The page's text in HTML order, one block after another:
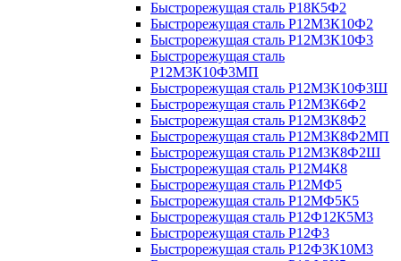
Быстрорежущая сталь Р18К5Ф2
Быстрорежущая сталь Р12М3К10Ф2
Быстрорежущая сталь Р12М3К10Ф3
Быстрорежущая сталь
Р12М3К10Ф3МП
Быстрорежущая сталь Р12М3К10Ф3Ш
Быстрорежущая сталь Р12М3К6Ф2
Быстрорежущая сталь Р12М3К8Ф2
Быстрорежущая сталь Р12М3К8Ф2МП
Быстрорежущая сталь Р12М3К8Ф2Ш
Быстрорежущая сталь Р12М4К8
Быстрорежущая сталь Р12МФ5
Быстрорежущая сталь Р12МФ5К5
Быстрорежущая сталь Р12Ф12К5М3
Быстрорежущая сталь Р12Ф3
Быстрорежущая сталь Р12Ф3К10М3